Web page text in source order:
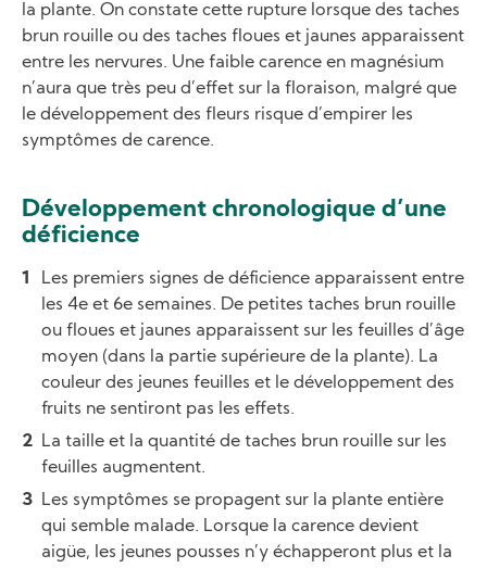
la plante. On constate cette rupture lorsque des taches
brun rouille ou des taches floues et jaunes apparaissent
entre les nervures. Une faible carence en magnésium
n’aura que très peu d’effet sur la floraison, malgré que
le développement des fleurs risque d’empirer les
symptômes de carence.
Développement chronologique d’une
déficience
Les premiers signes de déficience apparaissent entre
les 4e et 6e semaines. De petites taches brun rouille
ou floues et jaunes apparaissent sur les feuilles d’âge
moyen (dans la partie supérieure de la plante). La
couleur des jeunes feuilles et le développement des
fruits ne sentiront pas les effets.
La taille et la quantité de taches brun rouille sur les
feuilles augmentent.
Les symptômes se propagent sur la plante entière
qui semble malade. Lorsque la carence devient
aigüe, les jeunes pousses n’y échapperont plus et la